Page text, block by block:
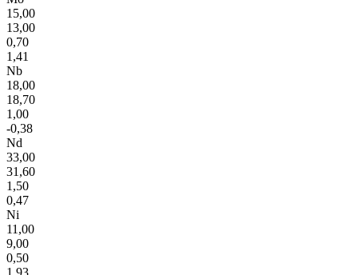
15,00
13,00
0,70
1,41
Nb
18,00
18,70
1,00
-0,38
Nd
33,00
31,60
1,50
0,47
Ni
11,00
9,00
0,50
1,93